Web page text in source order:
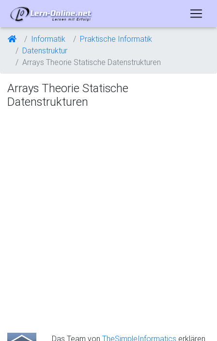
Informatik
Praktische Informatik
Datenstruktur
Arrays Theorie Statische Datenstrukturen
Arrays Theorie Statische
Datenstrukturen
Das Team von TheSimpleInformatics erklären